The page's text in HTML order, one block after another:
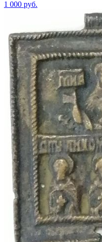
1 000 руб.